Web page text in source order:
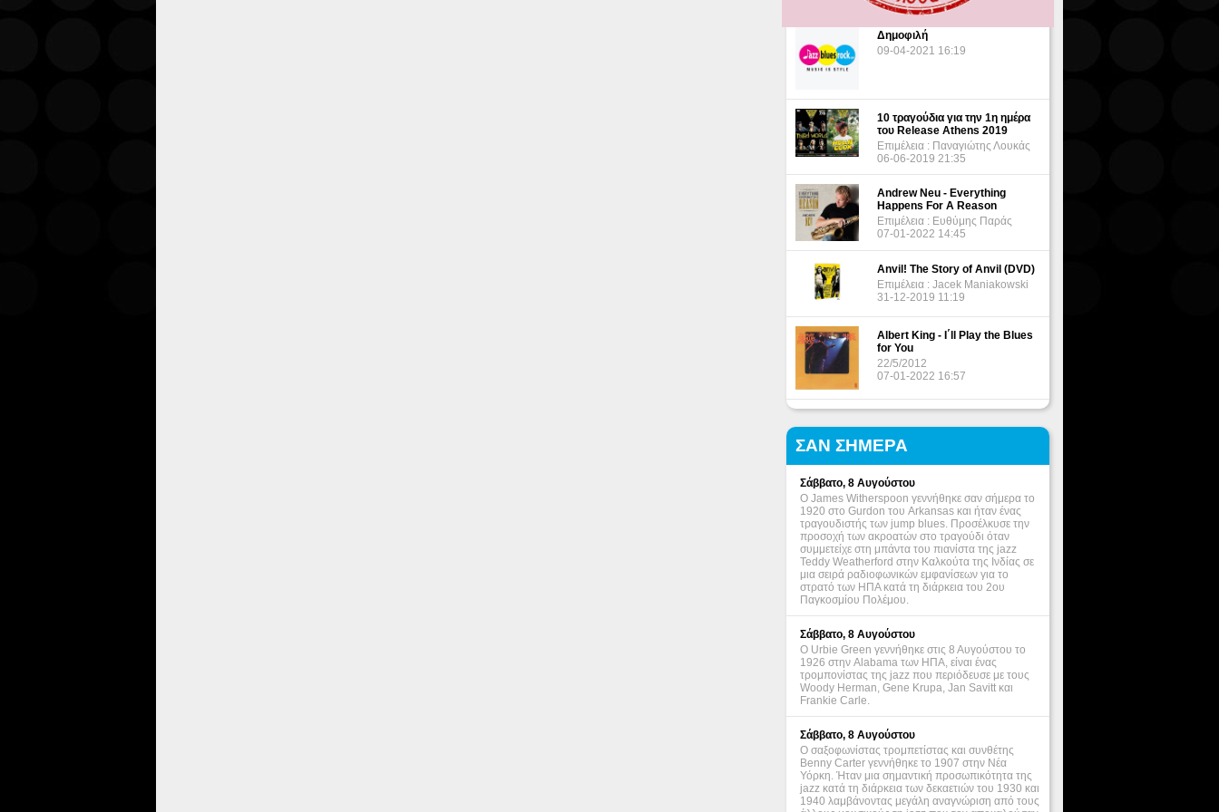
Δημοφιλή
09-04-2021 16:19
10 τραγούδια για την 1η ημέρα
του Release Athens 2019
Επιμέλεια : Παναγιώτης Λουκάς
06-06-2019 21:35
Andrew Neu - Everything
Happens For A Reason
Επιμέλεια : Ευθύμης Παράς
07-01-2022 14:45
Anvil! The Story of Anvil (DVD)
Επιμέλεια : Jacek Maniakowski
31-12-2019 11:19
Albert King - I΄ll Play the Blues
for You
22/5/2012
07-01-2022 16:57
ΣΑΝ ΣΗΜΕΡΑ
Σάββατο, 8 Αυγούστου
Ο James Witherspoon γεννήθηκε σαν σήμερα το
1920 στο Gurdon του Arkansas και ήταν ένας
τραγουδιστής των jump blues. Προσέλκυσε την
προσοχή των ακροατών στο τραγούδι όταν
συμμετείχε στη μπάντα του πιανίστα της jazz
Teddy Weatherford στην Καλκούτα της Ινδίας σε
μια σειρά ραδιοφωνικών εμφανίσεων για το
στρατό των ΗΠΑ κατά τη διάρκεια του 2ου
Παγκοσμίου Πολέμου.
Σάββατο, 8 Αυγούστου
Ο Urbie Green γεννήθηκε στις 8 Αυγούστου το
1926 στην Alabama των ΗΠΑ, είναι ένας
τρομπονίστας της jazz που περιόδευσε με τους
Woody Herman, Gene Krupa, Jan Savitt και
Frankie Carle.
Σάββατο, 8 Αυγούστου
Ο σαξοφωνίστας τρομπετίστας και συνθέτης
Benny Carter γεννήθηκε το 1907 στην Νέα
Υόρκη. Ήταν μια σημαντική προσωπικότητα της
jazz κατά τη διάρκεια των δεκαετιών του 1930 και
1940 λαμβάνοντας μεγάλη αναγνώριση από τους